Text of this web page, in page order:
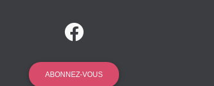
ABONNEZ-VOUS